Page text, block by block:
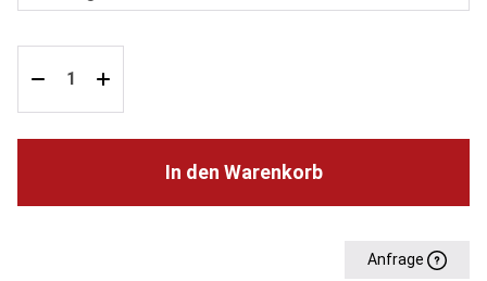
In den Warenkorb
Anfrage